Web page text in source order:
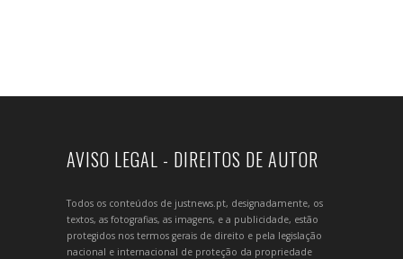
AVISO LEGAL - DIREITOS DE AUTOR
Todos os conteúdos de justnews.pt, designadamente, os
textos, as fotografias, as imagens, e a publicidade, estão
protegidos nos termos gerais de direito e pela legislação
nacional e internacional de proteção da propriedade